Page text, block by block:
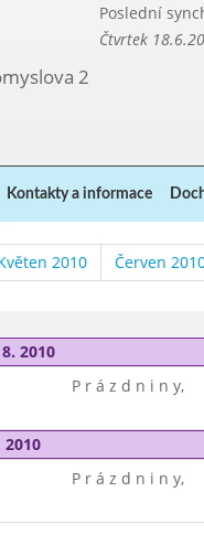
Poslední
Čtvrtek
2
Kontakty a informace
2010 Červen
2010
P r á z d n i n y,
2010
P r á z d n i n y,